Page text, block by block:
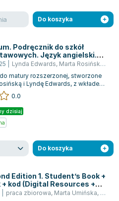
Do koszyka
Podręcznik do szkół
Język angielski.
Lynda Edwards, Marta Rosińska ,
matury rozszerzonej, stworzone
i Lyndę Edwards, z wkładem
oferuje cał...
0.0
dzisiaj
Do koszyka
Edition 1. Student’s Book +
kod (Digital Resources +
praca zbiorowa, Marta Umińska,